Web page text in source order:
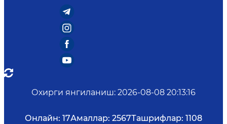
Охирги янгиланиш: 2026-08-08 20:13:16
Онлайн: 17Амаллар: 2567Ташрифлар: 1108